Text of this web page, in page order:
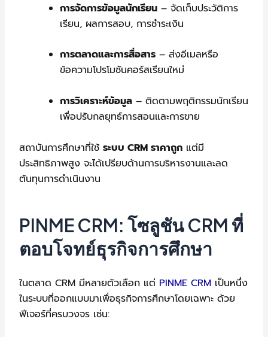
การจัดการข้อมูลนักเรียน – จัดเก็บประวัติการ
เรียน, ผลการสอบ, การชำระเงิน
การตลาดและการสื่อสาร – ส่งอีเมลหรือ
ข้อความโปรโมชันคอร์สเรียนใหม่
การวิเคราะห์ข้อมูล – ติดตามพฤติกรรมนักเรียน
เพื่อปรับกลยุทธ์การสอนและการขาย
สถาบันการศึกษาที่ใช้ระบบ CRM ราคาถูก แต่มี
ประสิทธิภาพสูง จะได้เปรียบด้านการบริหารงานและลด
ต้นทุนการดำเนินงาน
PINME CRM: โซลูชัน CRM ที่
ตอบโจทย์ธุรกิจการศึกษา
ในตลาด CRM มีหลายตัวเลือก แต่ PINME CRM เป็นหนึ่ง
ในระบบที่ออกแบบมาเพื่อธุรกิจการศึกษาโดยเฉพาะ ด้วย
ฟีเจอร์ที่ครบวงจร เช่น: